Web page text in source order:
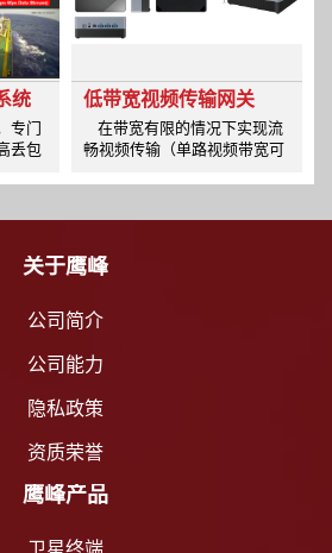
统
专门
丢包
网络
倍降
低带宽视频传输网关
在带宽有限的情况下实现流
畅视频传输（单路视频带宽可
关于鹰峰
公司简介
公司能力
隐私政策
资质荣誉
鹰峰产品
卫星终端